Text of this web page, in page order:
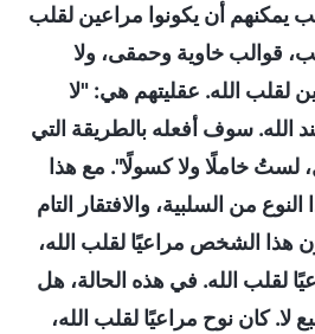
يمكنهم أن يكونوا مراعين لقلب
قوالب خاوية وحمقى، ولا
لقلب الله. عقليتهم هي: "لا
الله. سوف أفعله بالطريقة التي
خاملًا ولا كسولًا". مع هذا
من السلبية، والافتقار التام
هذا الشخص مراعيًا لقلب الله،
لقلب الله. في هذه الحالة، هل
لا. كان نوح مراعيًا لقلب الله،